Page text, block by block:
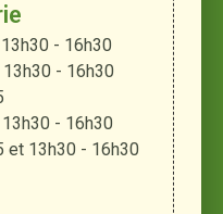
- 16h30
- 16h30
- 16h30
et 13h30 - 16h30